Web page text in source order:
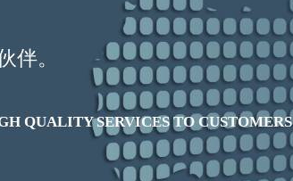
伴。
QUALITY SERVICES TO CUSTOMERS